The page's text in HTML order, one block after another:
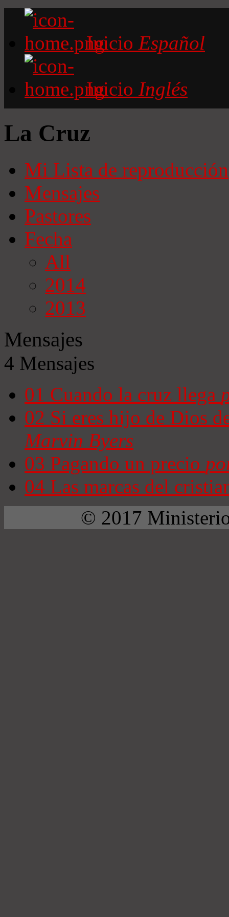
Inicio Español
Inicio Inglés
La Cruz
Mi Lista de reproducción
Mensajes
Pastores
Fecha
All
2014
2013
Mensajes
4 Mensajes
01 Cuando la cruz llega
02 Si eres hijo de Dios
Marvin Byers
03 Pagando un precio
04 Las marcas del
© 2017